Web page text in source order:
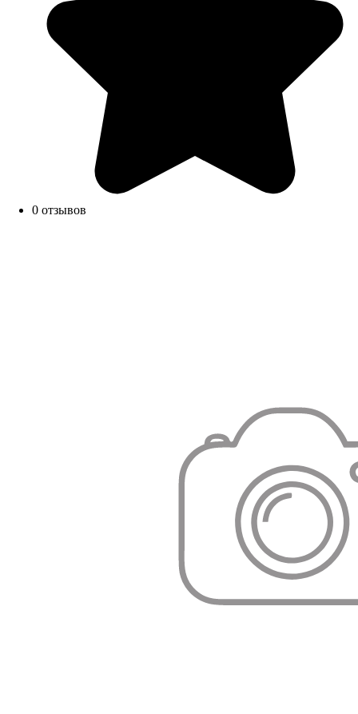
0 отзывов